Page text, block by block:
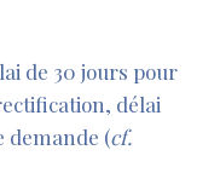
de 30 jours pour
délai
demande (cf.